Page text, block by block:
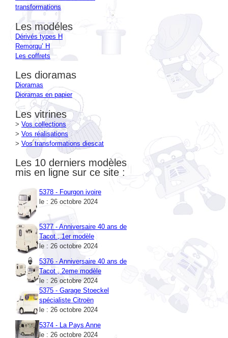
Les modéles
Dérivés types H
Remorqu’ H
Les coffrets
Les dioramas
Dioramas
Dioramas en papier
Les vitrines
> Vos collections
>Vos réalisations
> Vos transformations diescat
Les 10 derniers modèles
mis en ligne sur ce site :
5378 - Fourgon ivoire
Tacot , 1er modèle
le : 26 octobre 2024
5376 - Anniversaire 40 ans de
le : 26 octobre 2024
5375 - Garage Stoeckel
spécialiste Citroën
le : 26 octobre 2024
5374 - La Pays Anne
5373 - Moutarde de Dijon